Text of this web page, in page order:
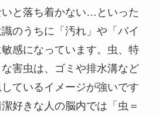
と落ち着かない…といった
のうちに「汚れ」や「バイ
感になっています。虫、特
害虫は、ゴミや排水溝など
ているイメージが強いです
好きな人の脳内では「虫＝